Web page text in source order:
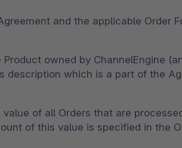
and the applicable Order
owned by ChannelEngine
description which is a part of the
of all Orders that are
of this value is specified in the